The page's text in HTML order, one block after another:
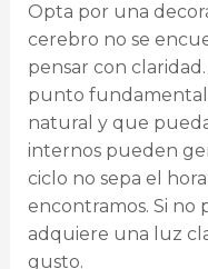
Opta por una
cerebro no se
pensar con
punto
natural y que
internos pueden
ciclo no sepa el
encontramos. Si
adquiere una luz
gusto.